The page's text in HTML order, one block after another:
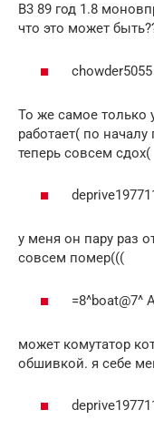
В3 89 год 1.8
что это может
То же самое только
работает( по началу
теперь совсем сдох(
у меня он пару раз
совсем помер(((
=8^boat@7^
может комутатор
обшивкой. я себе